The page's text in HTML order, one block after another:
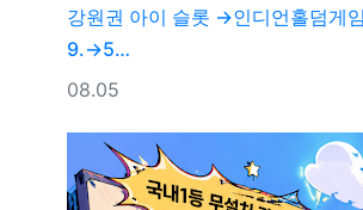
강원권 아이 슬롯 →인디언홀덤게
9.→5…
등록일
08.05